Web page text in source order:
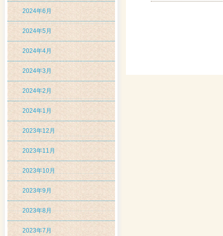
2024年6月
2024年5月
2024年4月
2024年3月
2024年2月
2024年1月
2023年12月
2023年11月
2023年10月
2023年9月
2023年8月
2023年7月